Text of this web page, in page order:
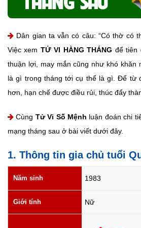
Dân gian ta vẫn có câu: “Có thờ có
Việc xem TỬ VI HÀNG THÁNG để tiên
thuận lợi, may mắn cũng như khó khăn
là gì trong tháng tới cụ thể là gì. Để từ
hơn, hạn chế được điều rủi, thúc đẩy
Cùng Tử Vi Số Mệnh luận đoán chi
mạng tháng sau ở bài viết dưới đây.
1. Thông tin gia chủ tuổi
Năm sinh 1983
Giới tính Nữ